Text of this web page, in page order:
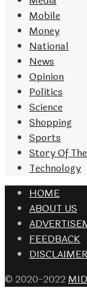
Mobile
Money
National
News
Opinion
Politics
Science
Shopping
Sports
Story Of
Technology
HOME
ABOUT US
FEEDBACK
DISCLAIMER
© 2020-2022